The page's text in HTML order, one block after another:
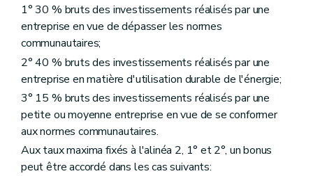
1° 30 % bruts des investissements réalisés par une
entreprise en vue de dépasser les normes
communautaires;
2° 40 % bruts des investissements réalisés par une
entreprise en matière d'utilisation durable de l'énergie;
3° 15 % bruts des investissements réalisés par une
petite ou moyenne entreprise en vue de se conformer
aux normes communautaires.
Aux taux maxima fixés à l'alinéa 2, 1° et 2°, un bonus
peut être accordé dans les cas suivants: